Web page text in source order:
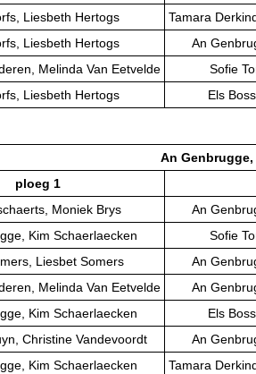
Liesbeth Hertogs
Tamara
Liesbeth Hertogs
An
Melinda Van Eetvelde
Sofie
Liesbeth Hertogs Els
An
ploeg 1
Moniek Brys
An
Kim Schaerlaecken
Sofie
Liesbet Somers
An
Melinda Van Eetvelde
An
Kim Schaerlaecken
Els
Christine Vandevoordt
An
Kim Schaerlaecken
Tamara